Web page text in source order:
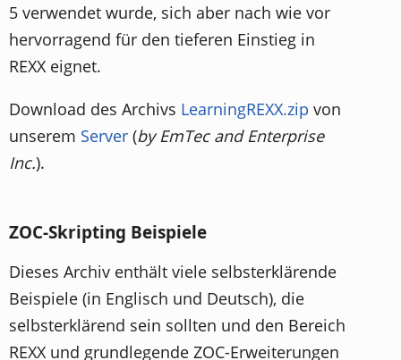
5 verwendet wurde, sich aber nach wie vor
hervorragend für den tieferen Einstieg in
REXX eignet.
Download des Archivs LearningREXX.zip von
unserem Server (by EmTec and Enterprise
Inc.).
ZOC-Skripting Beispiele
Dieses Archiv enthält viele selbsterklärende
Beispiele (in Englisch und Deutsch), die
selbsterklärend sein sollten und den Bereich
REXX und grundlegende ZOC-Erweiterungen